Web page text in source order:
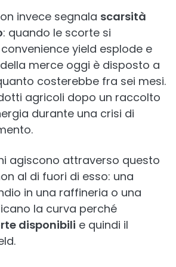
invece segnala scarsità
: quando le scorte si
yield esplode e
merce oggi è disposto a
costerebbe fra sei mesi.
agricoli dopo un raccolto
durante una crisi di
agiscono attraverso questo
al di fuori di esso: una
in una raffineria o una
la curva perché
disponibili e quindi il